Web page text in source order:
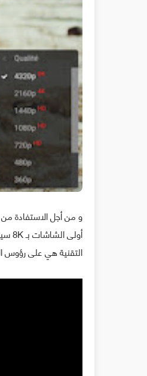
و من أجل الاستفادة من
التقنية هي على رؤوس